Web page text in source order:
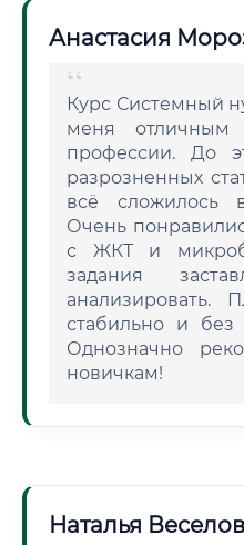
Анастасия
Курс Системный
меня отличным
профессии. До
разрозненных
всё сложилось
Очень
с ЖКТ и
задания
анализировать.
стабильно и без
Однозначно
новичкам!
Наталья